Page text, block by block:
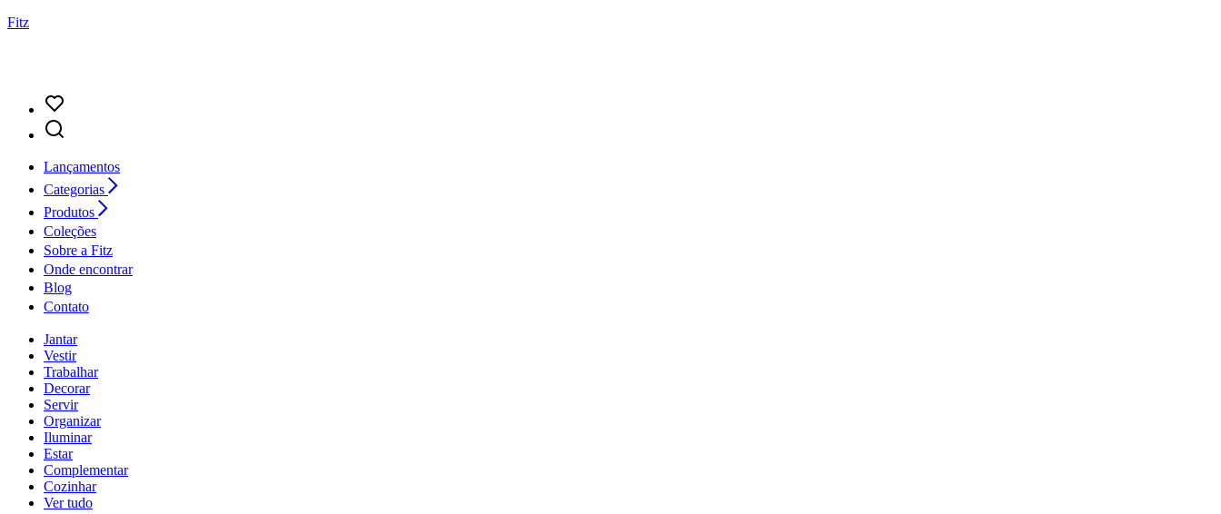
Fitz
Lançamentos
Categorias
Produtos
Coleções
Sobre a Fitz
Onde encontrar
Blog
Contato
Jantar
Vestir
Trabalhar
Decorar
Servir
Organizar
Iluminar
Estar
Complementar
Cozinhar
Ver tudo